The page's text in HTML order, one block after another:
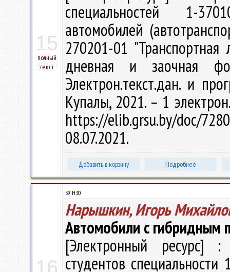
15
полный
текст
специальностей 1-
автомобилей
270201-01 "Транспортная
дневная и заочная
Электрон.текст.дан. и
Купалы, 2021. – 1
https://elib.grsu.by/doc/
08.07.2021.
Добавить в корзину Подробнее
16
39 Н30
Нарышкин, Игорь
Автомобили с гибридным
[Электронный ресурс] :
студентов